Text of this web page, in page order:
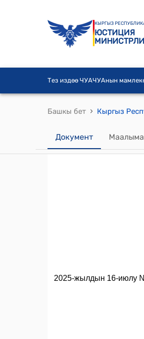
КЫРГЫЗ
ЮСТИЦИЯ
Тез издөө ЧУАЧУАнын
Башкы бет ›
Документ